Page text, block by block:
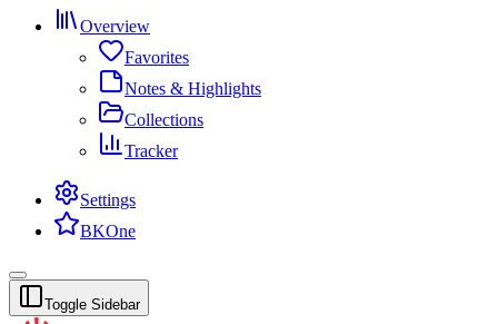
Overview
Favorites
Notes & Highlights
Collections
Tracker
Settings
BKOne
Toggle Sidebar